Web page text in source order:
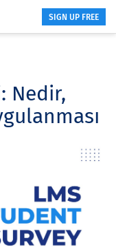
SIGN UP FREE
Nedir,